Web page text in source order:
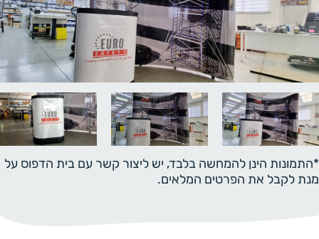
*התמונות הינן להמחשה בלבד, יש ליצור קשר עם בית הדפוס על
מנת לקבל את הפרטים המלאים.